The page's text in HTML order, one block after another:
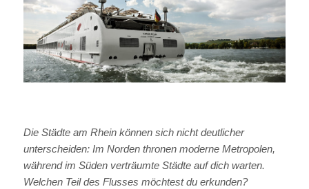
Die Städte am Rhein können sich nicht deutlicher
unterscheiden: Im Norden thronen moderne Metropolen,
während im Süden verträumte Städte auf dich warten.
Welchen Teil des Flusses möchtest du erkunden?